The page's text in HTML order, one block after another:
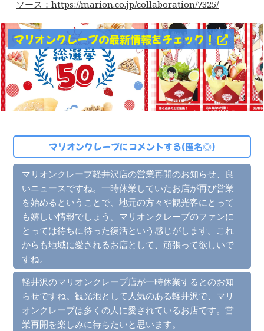
ソース：https://marion.co.jp/collaboration/7325/
マリオンクレープの最新情報をチェック！
マリオンクレープにコメントする(匿名◎)
マリオンクレープ軽井沢店の営業再開のお知らせ、良
いニュースですね。一時休業していたお店が再び営業
を始めるということで、地元の方々や観光客にとって
も嬉しい情報でしょう。マリオンクレープのファンに
とっては待ちに待った復活という感じがします。これ
からも地域に愛されるお店として、頑張って欲しいで
すね。
軽井沢のマリオンクレープ店が一時休業するとのお知
らせですね。観光地として人気のある軽井沢で、マリ
オンクレープは多くの人に愛されているお店です。営
業再開を楽しみに待ちたいと思います。